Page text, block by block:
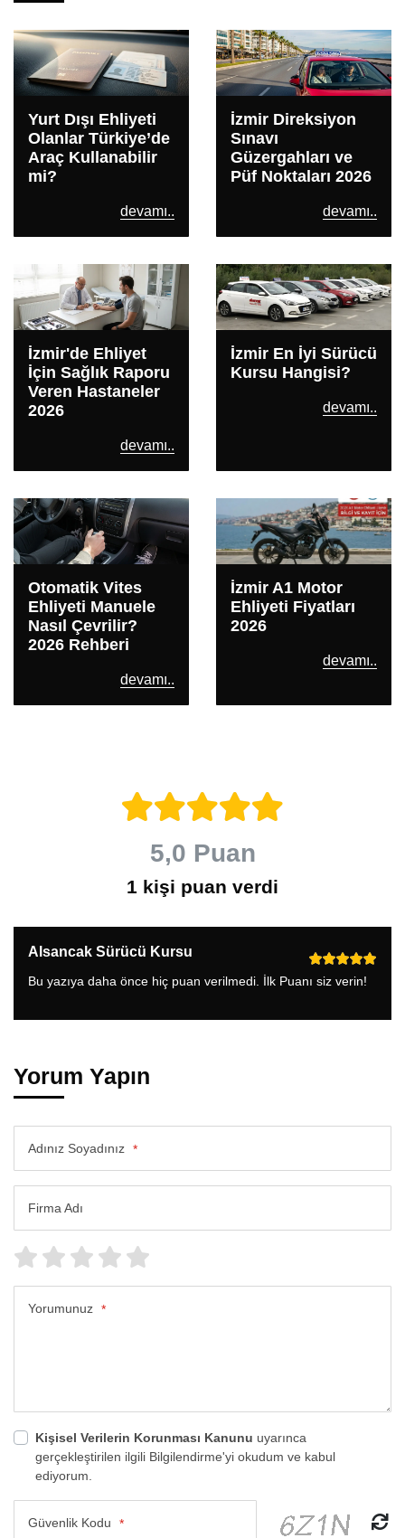
Yurt Dışı Ehliyeti
Olanlar Türkiye’de
Araç Kullanabilir
mi?
devamı..
İzmir Direksiyon
Sınavı
Güzergahları ve
Püf Noktaları 2026
devamı..
İzmir'de Ehliyet
İçin Sağlık Raporu
Veren Hastaneler
2026
devamı..
İzmir En İyi Sürücü
Kursu Hangisi?
devamı..
Otomatik Vites
Ehliyeti Manuele
Nasıl Çevrilir?
2026 Rehberi
devamı..
İzmir A1 Motor
Ehliyeti Fiyatları
2026
devamı..
5,0 Puan
1 kişi puan verdi
Alsancak Sürücü Kursu
Bu yazıya daha önce hiç puan verilmedi. İlk Puanı siz verin!
Yorum Yapın
Adınız Soyadınız *
Firma Adı
Yorumunuz *
Kişisel Verilerin Korunması Kanunu uyarınca
gerçekleştirilen ilgili Bilgilendirme'yi okudum ve kabul
ediyorum.
Güvenlik Kodu *